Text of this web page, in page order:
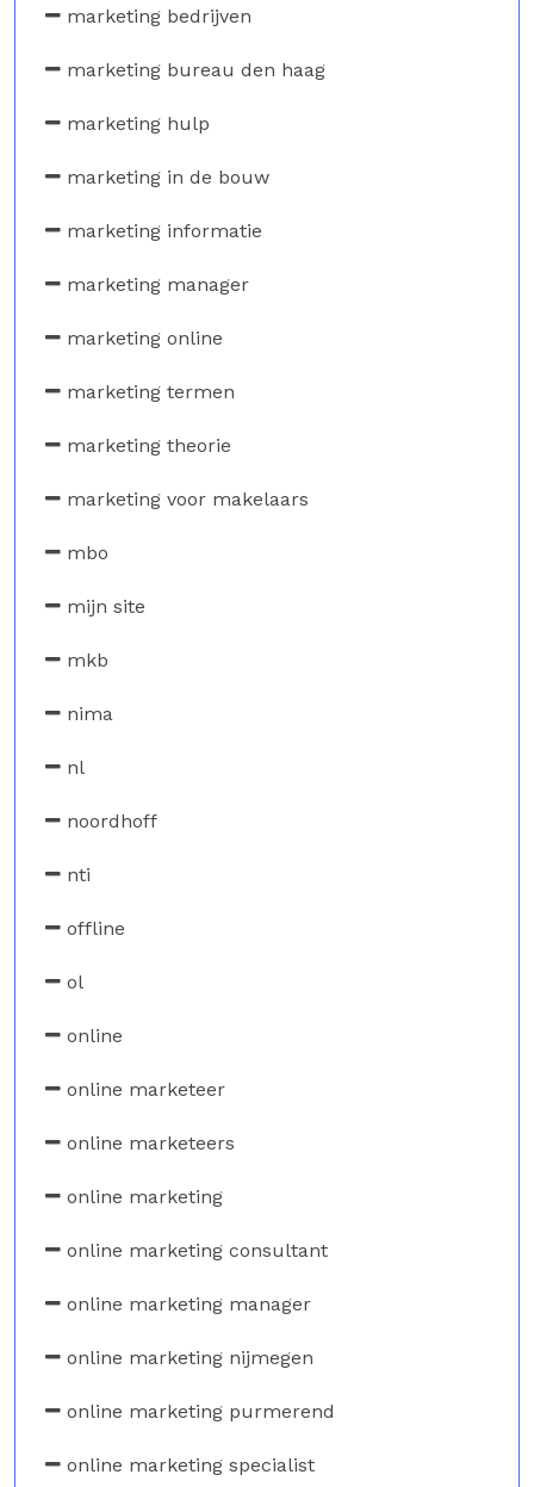
marketing bedrijven
marketing bureau den haag
marketing hulp
marketing in de bouw
marketing informatie
marketing manager
marketing online
marketing termen
marketing theorie
marketing voor makelaars
mbo
mijn site
mkb
nima
nl
noordhoff
nti
offline
ol
online
online marketeer
online marketeers
online marketing
online marketing consultant
online marketing manager
online marketing nijmegen
online marketing purmerend
online marketing specialist